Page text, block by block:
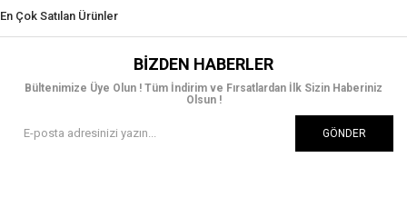
En Çok Satılan Ürünler
BIZDEN HABERLER
Bültenimize Üye Olun ! Tüm İndirim ve Fırsatlardan İlk Sizin Haberiniz
Olsun !
GÖNDER